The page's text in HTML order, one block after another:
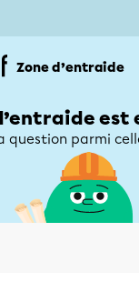
Zone d’entraide
question parmi